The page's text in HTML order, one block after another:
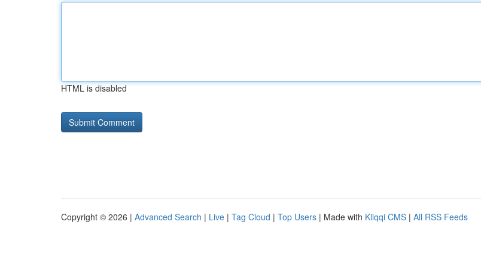
HTML is disabled
Copyright © 2026 | Advanced Search | Live | Tag Cloud | Top Users | Made with Kliqqi CMS | All RSS Feeds